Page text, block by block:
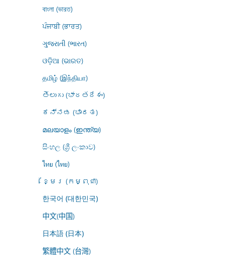
বাংলা (ভারত)
ਪੰਜਾਬੀ (ਭਾਰਤ)
ગુજરાતી (ભારત)
ଓଡ଼ିଆ (ଭାରତ)
தமிழ் (இந்தியா)
తెలుగు (భారతదేశం)
ಕನ್ನಡ (ಭಾರತ)
മലയാളം (ഇന്ത്യ)
සිංහල (ශ්‍රී ලංකාව)
ไทย (ไทย)
ខ្មែរ (កម្ពុជា)
한국어 (대한민국)
中文(中国)
日本語 (日本)
繁體中文 (台灣)